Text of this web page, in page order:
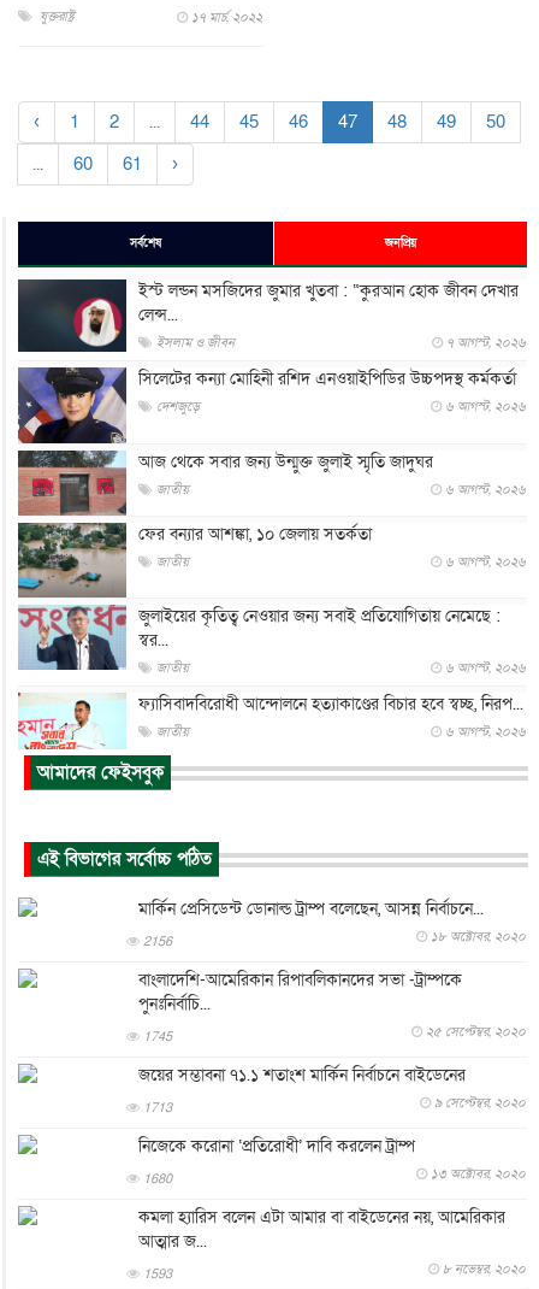
যুক্তরাষ্ট্র ১৭ মার্চ, ২০২২
‹ 1 2 ... 44 45 46 47 48 49
50
...
60 61 ›
সর্বশেষ জনপ্রিয়
ইস্ট লন্ডন মসজিদের জুমার খুতবা : “কুরআন হোক জীবন দেখার
লেন্স...
ইসলাম ও জীবন ৭ আগস্ট, ২০২৬
সিলেটের কন্যা মোহিনী রশিদ এনওয়াইপিডির উচ্চপদস্থ কর্মকর্তা
দেশজুড়ে ৬ আগস্ট, ২০২৬
আজ থেকে সবার জন্য উন্মুক্ত জুলাই স্মৃতি জাদুঘর
জাতীয় ৬ আগস্ট, ২০২৬
ফের বন্যার আশঙ্কা, ১০ জেলায় সতর্কতা
জাতীয় ৬ আগস্ট, ২০২৬
জুলাইয়ের কৃতিত্ব নেওয়ার জন্য সবাই প্রতিযোগিতায় নেমেছে :
স্বর...
জাতীয় ৬ আগস্ট, ২০২৬
ফ্যাসিবাদবিরোধী আন্দোলনে হত্যাকাণ্ডের বিচার হবে স্বচ্ছ, নিরপ...
জাতীয় ৬ আগস্ট, ২০২৬
ভারত সরকারের কাছে ক্ষমা চাইলেন জাকারবার্গ
আকাশে ট্রাম্পের হেলিকপ্টার ও যাত্রীবাহী বিমান মুখোমুখি, তদন্...
আন্তর্জাতিক
হিরোশিমায় বোমা হামলার ৮১ বছর, অস্ত্রমুক্ত বিশ্বের আহ্বান জা...
আন্তর্জাতিক ৬ আগস্ট, ২০২৬
যুক্তরাষ্ট্রে পারিবারিক সংঘাতে বন্দুক হামলা, নিহত ৩
৬ আগস্ট, ২০২৬
টি-টোয়েন্টি ইতিহাসের সর্বোচ্চ রানের মালিক এখন জস বাটলার
৬ আগস্ট, ২০২৬
বস্তিতে কেটেছে শৈশব, আজ মুম্বাইয়ে দুই বাড়ির মালিক
৬ আগস্ট, ২০২৬
যুক্তরাজ্যে বসবাসরত জাতীয়তাবাদী কুলাউড়াবাসীর মত বিনিময়
সভা...
৫ আগস্ট, ২০২৬
আমাদের ফেইসবুক
এই বিভাগের সর্বোচ্চ পঠিত
মার্কিন প্রেসিডেন্ট ডোনাল্ড ট্রাম্প বলেছেন, আসন্ন নির্বাচনে...
2156 ১৮ অক্টোবর, ২০২০
বাংলাদেশি-আমেরিকান রিপাবলিকানদের সভা -ট্রাম্পকে
পুনঃনির্বাচি...
1745 ২৫ সেপ্টেম্বর, ২০২০
জয়ের সম্ভাবনা ৭১.১ শতাংশ মার্কিন নির্বাচনে বাইডেনের
1713 ৯ সেপ্টেম্বর, ২০২০
নিজেকে করোনা ‘প্রতিরোধী’ দাবি করলেন ট্রাম্প
1680 ১৩ অক্টোবর, ২০২০
কমলা হ্যারিস বলেন এটা আমার বা বাইডেনের নয়, আমেরিকার
আত্মার জ...
1593 ৮ নভেম্বর, ২০২০